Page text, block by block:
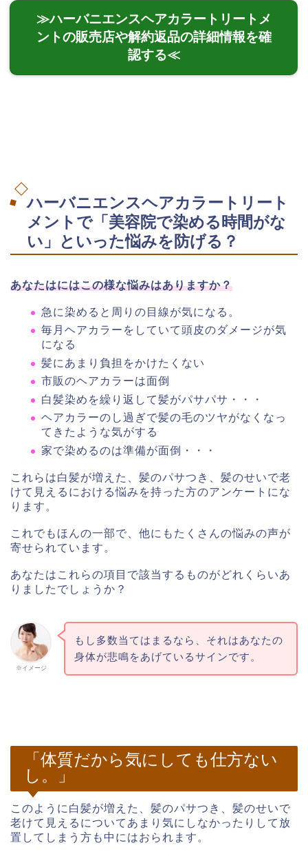
≫ハーバニエンスヘアカラートリートメ
ントの販売店や解約返品の詳細情報を確
認する≪
ハーバニエンスヘアカラートリート
メントで「美容院で染める時間がな
い」といった悩みを防げる？
あなたはにはこの様な悩みはありますか？
急に染めると周りの目線が気になる。
毎月ヘアカラーをしていて頭皮のダメージが気
になる
髪にあまり負担をかけたくない
市販のヘアカラーは面倒
白髪染めを繰り返して髪がパサパサ・・・
ヘアカラーのし過ぎで髪の毛のツヤがなくなっ
てきたような気がする
家で染めるのは準備が面倒・・・
これらは白髪が増えた、髪のパサつき、髪のせいで老
けて見えるにおける悩みを持った方のアンケートにな
ります。
これでもほんの一部で、他にもたくさんの悩みの声が
寄せられています。
あなたはこれらの項目で該当するものがどれくらいあ
りましたでしょうか？
※イメージ
もし多数当てはまるなら、それはあなたの
身体が悲鳴をあげているサインです。
「体質だから気にしても仕方ない
し。」
このように白髪が増えた、髪のパサつき、髪のせいで
老けて見えるについてあまり気にしなかったりして放
置してしまう方も中にはおられます。